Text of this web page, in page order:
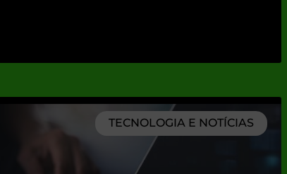
TECNOLOGIA E NOTÍCIAS